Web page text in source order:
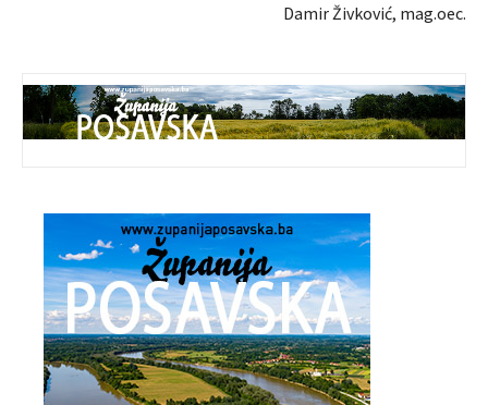
Damir Živković, mag.oec.